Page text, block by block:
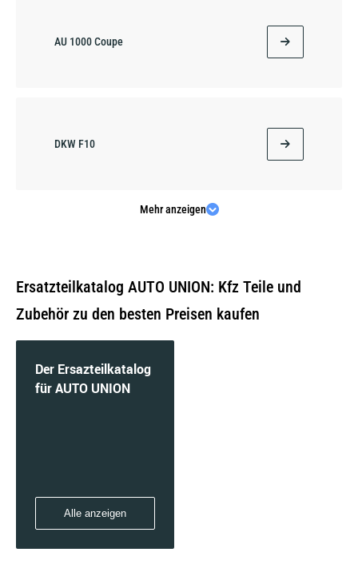
AU 1000 Coupe
DKW F10
Mehr anzeigen
Ersatzteilkatalog AUTO UNION: Kfz Teile und
Zubehör zu den besten Preisen kaufen
Der Ersazteilkatalog
für AUTO UNION
Alle anzeigen